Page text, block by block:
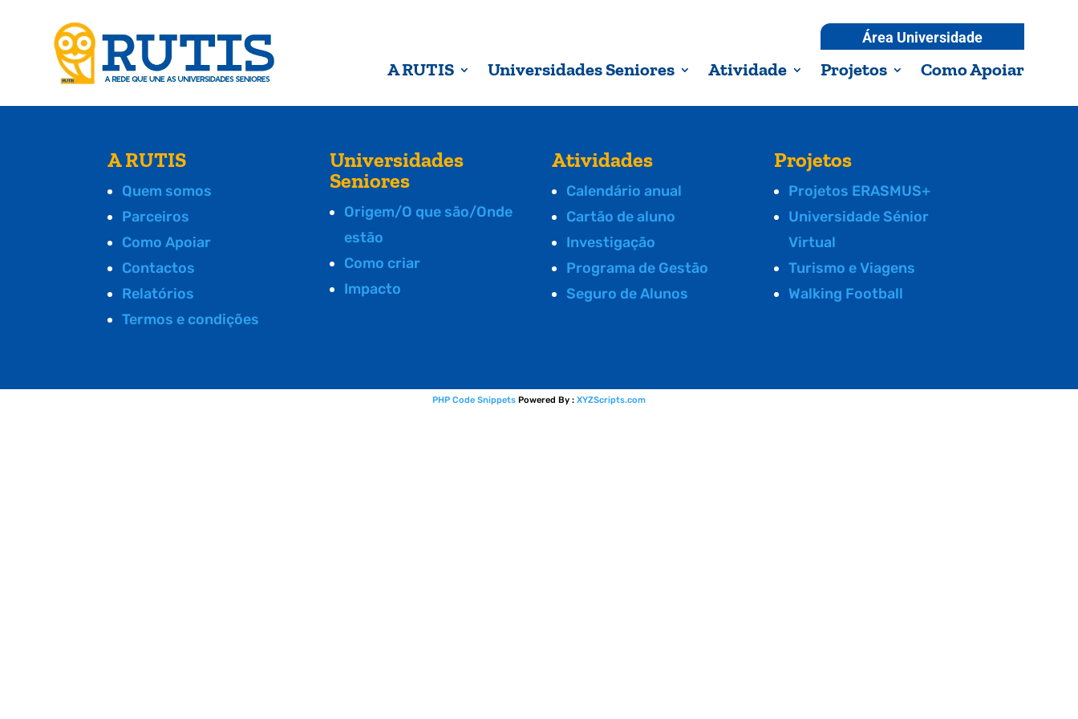
Área Universidade
A RUTIS Universidades Seniores Atividade Projetos Como Apoiar
A RUTIS
Quem somos
Parceiros
Como Apoiar
Contactos
Relatórios
Termos e condições
Universidades
Seniores
Origem/O que são/Onde
estão
Como criar
Impacto
Atividades
Calendário anual
Cartão de aluno
Investigação
Programa de Gestão
Seguro de Alunos
Projetos
Projetos ERASMUS+
Universidade Sénior
Virtual
Turismo e Viagens
Walking Football
PHP Code Snippets Powered By : XYZScripts.com